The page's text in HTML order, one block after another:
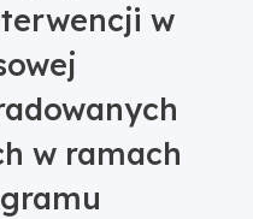
w
w ramach